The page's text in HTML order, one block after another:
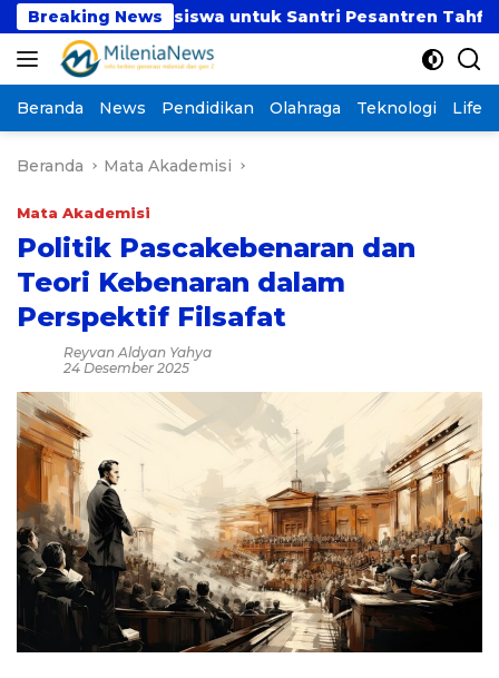
Langsung
ke
konten
Breaking News
untuk Santri Pesantren Tahfidz Darul Hijrah
Beranda News Pendidikan Olahraga Teknologi
Beranda Mata Akademisi
Mata Akademisi
Politik Pascakebenaran dan
Teori Kebenaran dalam
Perspektif Filsafat
Reyvan Aldyan Yahya
24 Desember 2025